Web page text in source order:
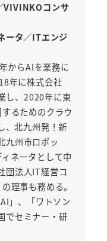
VIVINKOコンサ
ータ／ITエンジ
からAIを業務に
年に株式会社
し、2020年に東
るためのクラウ
、北九州発！新
九州市ロボッ
ネータとして中
団法人IT経営コ
理事も務める。
」、「ワトソン
でセミナー・研